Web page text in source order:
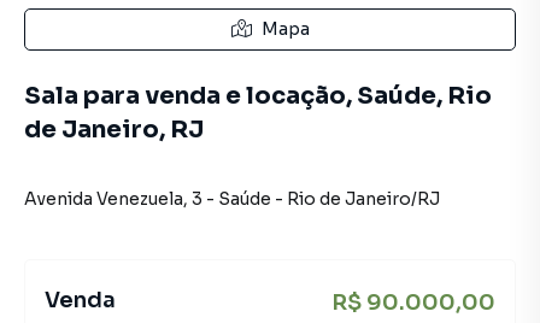
Mapa
Sala para venda e locação, Saúde, Rio
de Janeiro, RJ
Avenida Venezuela, 3 - Saúde - Rio de Janeiro/RJ
Venda R$ 90.000,00